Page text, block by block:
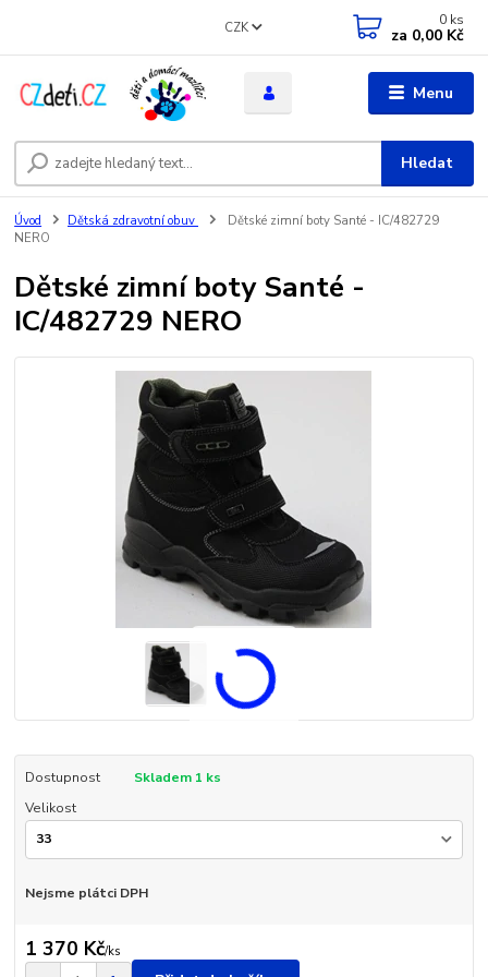
Menu
CZK
Hledat
0 ks
za 0,00 Kč
Úvod Dětská zdravotní obuv
Dětské zimní boty Santé - IC/482729
NERO
Dětské zimní boty Santé -
IC/482729 NERO
Dostupnost
Skladem 1 ks
Velikost
Nejsme plátci DPH
1 370 Kč/ks